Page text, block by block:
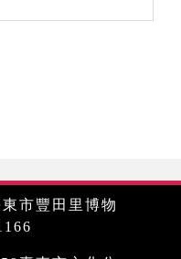
市豐田里博物